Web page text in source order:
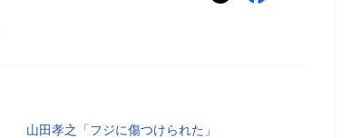
山田孝之「フジに傷つけられた」